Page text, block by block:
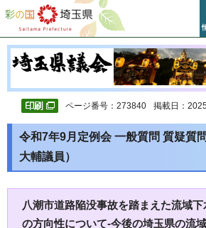
彩の国 埼玉県
ページ番号：273840 掲載日：
令和7年9月定例会 一般質問 質疑質
大輔議員）
八潮市道路陥没事故を踏まえた流域
の方向性について-今後の埼玉県の流